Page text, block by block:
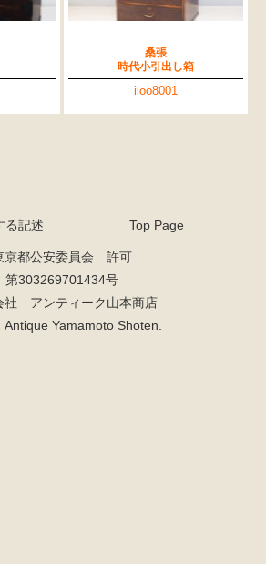
桑張
時代小引出し箱
iloo8001
る記述 Top Page
京都公安委員会 許可
第303269701434号
社 アンティーク山本商店
Yamamoto Shoten.